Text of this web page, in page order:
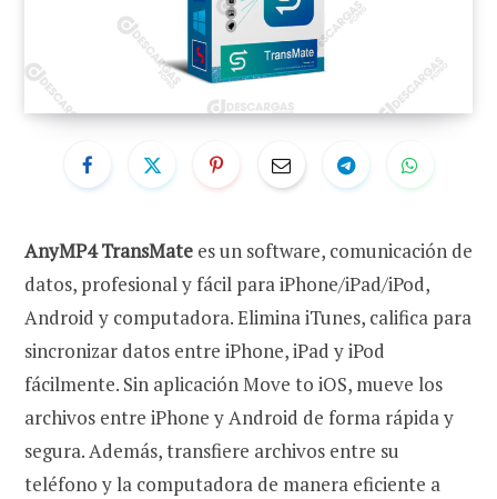
AnyMP4 TransMate es un software, comunicación de
datos, profesional y fácil para iPhone/iPad/iPod,
Android y computadora. Elimina iTunes, califica para
sincronizar datos entre iPhone, iPad y iPod
fácilmente. Sin aplicación Move to iOS, mueve los
archivos entre iPhone y Android de forma rápida y
segura. Además, transfiere archivos entre su
teléfono y la computadora de manera eficiente a